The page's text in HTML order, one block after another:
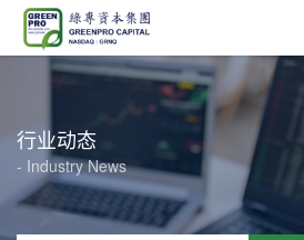
行业动态
- Industry News